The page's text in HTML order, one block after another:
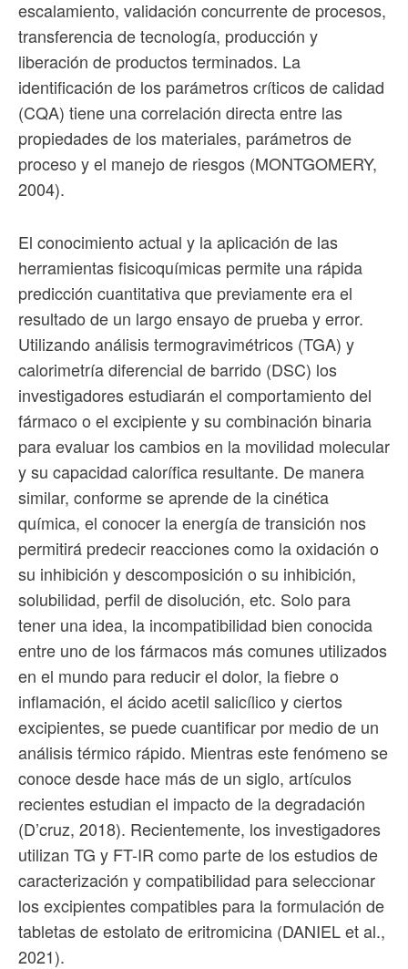
escalamiento, validación concurrente de procesos,
transferencia de tecnología, producción y
liberación de productos terminados. La
identificación de los parámetros críticos de calidad
(CQA) tiene una correlación directa entre las
propiedades de los materiales, parámetros de
proceso y el manejo de riesgos (MONTGOMERY,
2004).
El conocimiento actual y la aplicación de las
herramientas fisicoquímicas permite una rápida
predicción cuantitativa que previamente era el
resultado de un largo ensayo de prueba y error.
Utilizando análisis termogravimétricos (TGA) y
calorimetría diferencial de barrido (DSC) los
investigadores estudiarán el comportamiento del
fármaco o el excipiente y su combinación binaria
para evaluar los cambios en la movilidad molecular
y su capacidad calorífica resultante. De manera
similar, conforme se aprende de la cinética
química, el conocer la energía de transición nos
permitirá predecir reacciones como la oxidación o
su inhibición y descomposición o su inhibición,
solubilidad, perfil de disolución, etc. Solo para
tener una idea, la incompatibilidad bien conocida
entre uno de los fármacos más comunes utilizados
en el mundo para reducir el dolor, la fiebre o
inflamación, el ácido acetil salicílico y ciertos
excipientes, se puede cuantificar por medio de un
análisis térmico rápido. Mientras este fenómeno se
conoce desde hace más de un siglo, artículos
recientes estudian el impacto de la degradación
(D’cruz, 2018). Recientemente, los investigadores
utilizan TG y FT-IR como parte de los estudios de
caracterización y compatibilidad para seleccionar
los excipientes compatibles para la formulación de
tabletas de estolato de eritromicina (DANIEL et al.,
2021).